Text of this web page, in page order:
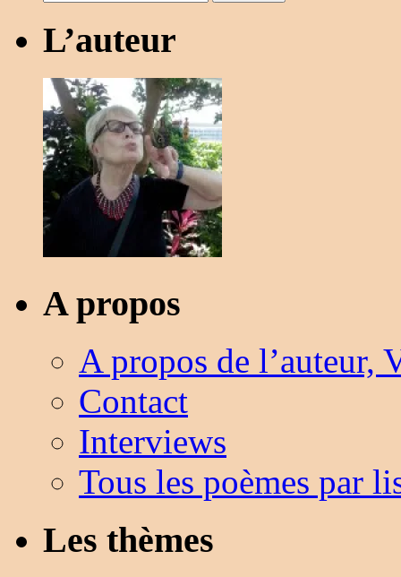
L’auteur
A propos
A propos de l’auteur,
Contact
Interviews
Tous les poèmes par
Les thèmes